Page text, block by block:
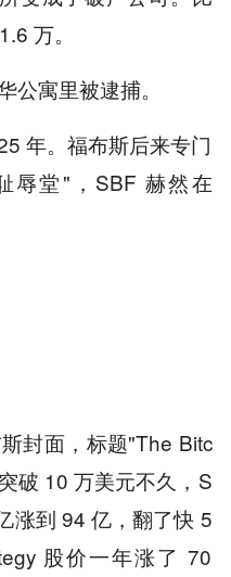
万。
寓里被逮捕。
年。福布斯后来专门
辱堂"，SBF 赫然在
封面，标题"The Bitc
破 10 万美元不久，S
涨到 94 亿，翻了快 5
股价一年涨了 70